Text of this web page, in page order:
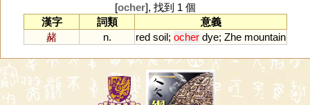
[ocher], 找到 1 個
漢字
詞類
意義
赭
n. red soil; ocher dye; Zhe mountain